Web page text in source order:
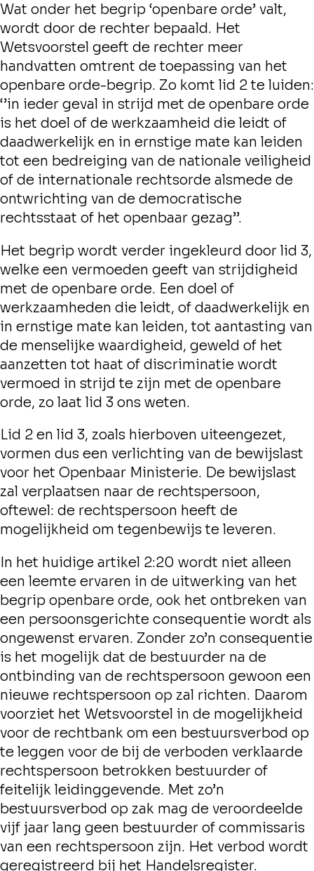
Wat onder het begrip ‘openbare orde’ valt,
wordt door de rechter bepaald. Het
Wetsvoorstel geeft de rechter meer
handvatten omtrent de toepassing van het
openbare orde-begrip. Zo komt lid 2 te luiden:
‘’in ieder geval in strijd met de openbare orde
is het doel of de werkzaamheid die leidt of
daadwerkelijk en in ernstige mate kan leiden
tot een bedreiging van de nationale veiligheid
of de internationale rechtsorde alsmede de
ontwrichting van de democratische
rechtsstaat of het openbaar gezag’’.
Het begrip wordt verder ingekleurd door lid 3,
welke een vermoeden geeft van strijdigheid
met de openbare orde. Een doel of
werkzaamheden die leidt, of daadwerkelijk en
in ernstige mate kan leiden, tot aantasting van
de menselijke waardigheid, geweld of het
aanzetten tot haat of discriminatie wordt
vermoed in strijd te zijn met de openbare
orde, zo laat lid 3 ons weten.
Lid 2 en lid 3, zoals hierboven uiteengezet,
vormen dus een verlichting van de bewijslast
voor het Openbaar Ministerie. De bewijslast
zal verplaatsen naar de rechtspersoon,
oftewel: de rechtspersoon heeft de
mogelijkheid om tegenbewijs te leveren.
In het huidige artikel 2:20 wordt niet alleen
een leemte ervaren in de uitwerking van het
begrip openbare orde, ook het ontbreken van
een persoonsgerichte consequentie wordt als
ongewenst ervaren. Zonder zo’n consequentie
is het mogelijk dat de bestuurder na de
ontbinding van de rechtspersoon gewoon een
nieuwe rechtspersoon op zal richten. Daarom
voorziet het Wetsvoorstel in de mogelijkheid
voor de rechtbank om een bestuursverbod op
te leggen voor de bij de verboden verklaarde
rechtspersoon betrokken bestuurder of
feitelijk leidinggevende. Met zo’n
bestuursverbod op zak mag de veroordeelde
vijf jaar lang geen bestuurder of commissaris
van een rechtspersoon zijn. Het verbod wordt
geregistreerd bij het Handelsregister.